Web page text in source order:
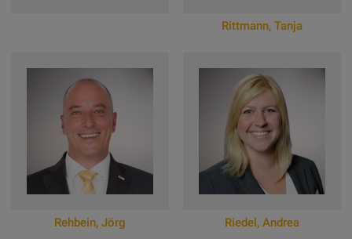
Zum Online-Profil
Rittmann, Tanja
Rehbein, Jörg Riedel, Andrea